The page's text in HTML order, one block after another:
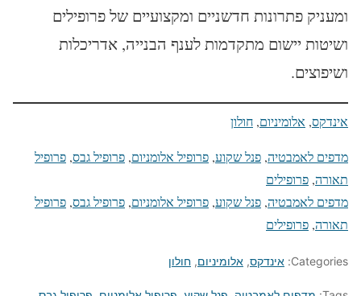
ומעניק פתרונות חדשניים ומקצועיים של פרופילים
ושיטות יישום מתקדמות לענף הבנייה, אדריכלות
ושיפוצים.
אינדקס, אלומיניום, חולון
מדפים לאמבטיה, פנל שקוע, פרופיל אלומניום, פרופיל גבס, פרופיל
תאורה, פרופילים
מדפים לאמבטיה, פנל שקוע, פרופיל אלומניום, פרופיל גבס, פרופיל
תאורה, פרופילים
Categories: אינדקס, אלומיניום, חולון